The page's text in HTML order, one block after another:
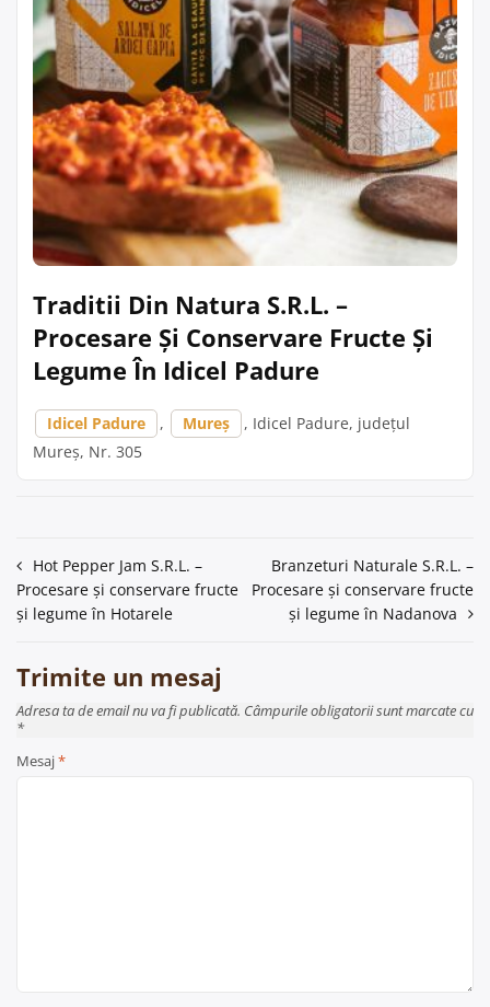
Traditii Din Natura S.R.L. –
Procesare Și Conservare Fructe Și
Legume În Idicel Padure
Idicel Padure , Mureș
, Idicel Padure, județul
Mureș, Nr. 305
Navigare
în
Hot Pepper Jam S.R.L. –
Procesare și conservare fructe
și legume în Hotarele
Branzeturi Naturale S.R.L. –
Procesare și conservare fructe
și legume în Nadanova
Trimite un mesaj
Adresa ta de email nu va fi publicată. Câmpurile obligatorii sunt marcate cu
*
Mesaj*